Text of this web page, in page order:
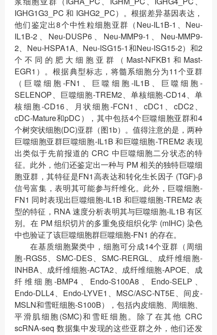
IGHG1G3_PC 和 IGHG2_PC）。根据差异基因表达，
他们鉴定出8个中性粒细胞亚群（Neu-IL1B-1、Neu-
IL1B-2、Neu-DUSP6、Neu-MMP9-1、Neu-MMP9-
2、Neu-HSPA1A、Neu-ISG15-1和Neu-ISG15-2）和2
个不同的肥大细胞亚群（Mast-NFKB1和Mast-
EGR1）。根据典型标志，将髓系细胞分为11个亚群
（巨噬细胞-FN1、巨噬细胞-IL1B、巨噬细胞-
SELENOP、巨噬细胞-TREM2、单核细胞-CD14、单
核细胞-CD16、月状细胞-FCN1、cDC1、cDC2、
cDC-Mature和pDC），其中包括4个巨噬细胞亚群和4
个树突状细胞(DC)亚群（图1b）。值得注意的是，两种
巨噬细胞亚群巨噬细胞-IL1B 和巨噬细胞-TREM2 表现
出类似于先前报道的 CRC 中巨噬细胞二分状态的特
征。此外，他们还鉴定出一种与 PM 相关的独特巨噬细
胞亚群，其特征是FN1高表达和转化生长因子 (TGF)-β
信号富集，表明其可能参与纤维化。此外，巨噬细胞-
FN1 同时表现出巨噬细胞-IL1B 和巨噬细胞-TREM2 表
型的特征，RNA 速度分析表明其与巨噬细胞-IL1B 有区
别。在 PM 组织切片的多重免疫组织化学 (mIHC) 染色
中也验证了该巨噬细胞群巨噬细胞-FN1 的存在。
在基质细胞聚类中，细胞可分成14个亚群（周细
胞-RGS5、SMC-DES、SMC-RERGL、成纤维细胞-
INHBA、成纤维细胞-ACTA2、成纤维细胞-APOE、成
纤维细胞-BMP4、Endo-S100A8、Endo-SELP、
Endo-DLL4、Endo-LYVE1、MSC/ASC-NT5E、间皮-
MSLN和雪旺细胞-S100B），包括内皮细胞、周细胞、
平滑肌细胞(SMC)和雪旺细胞。除了在其他 CRC
scRNA-seq 数据集中发现的这些亚群之外，他们还发